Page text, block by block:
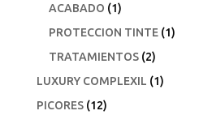
ACABADO (1)
PROTECCION TINTE (1)
TRATAMIENTOS (2)
LUXURY COMPLEXIL (1)
PICORES (12)